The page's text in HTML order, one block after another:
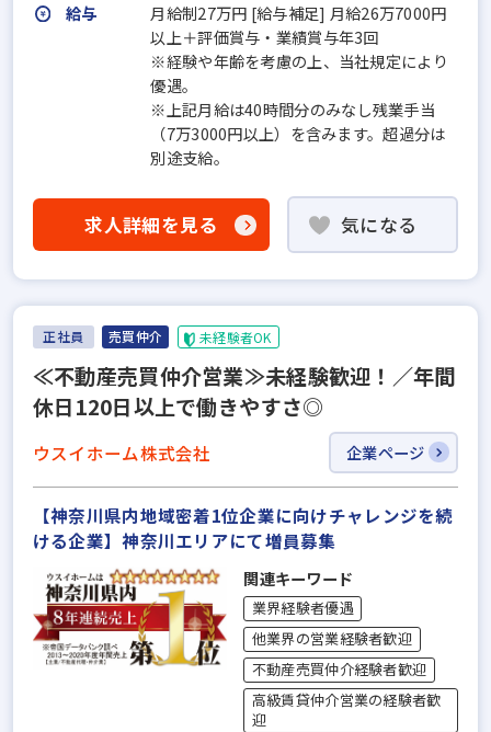
給与
月給制27万円 [給与補足] 月給26万7000円
以上＋評価賞与・業績賞与年3回
※経験や年齢を考慮の上、当社規定により
優遇。
※上記月給は40時間分のみなし残業手当
（7万3000円以上）を含みます。超過分は
別途支給。
求人詳細を見る 気になる
正社員 売買仲介 未経験者OK
≪不動産売買仲介営業≫未経験歓迎！／年間
休日120日以上で働きやすさ◎
ウスイホーム株式会社 企業ページ
【神奈川県内地域密着1位企業に向けチャレンジを続
ける企業】神奈川エリアにて増員募集
関連キーワード
業界経験者優遇
他業界の営業経験者歓迎
不動産売買仲介経験者歓迎
高級賃貸仲介営業の経験者歓
迎